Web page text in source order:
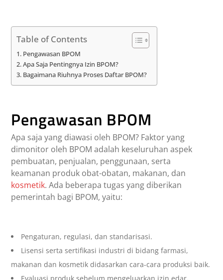
Table of Contents
Pengawasan BPOM
Apa Saja Pentingnya Izin BPOM?
Bagaimana Riuhnya Proses Daftar BPOM?
Pengawasan BPOM
Apa saja yang diawasi oleh BPOM? Faktor yang
dimonitor oleh BPOM adalah keseluruhan aspek
pembuatan, penjualan, penggunaan, serta
keamanan produk obat-obatan, makanan, dan
kosmetik. Ada beberapa tugas yang diberikan
pemerintah bagi BPOM, yaitu:
Pengaturan, regulasi, dan standarisasi.
Lisensi serta sertifikasi industri di bidang farmasi,
makanan dan kosmetik didasarkan cara-cara produksi baik.